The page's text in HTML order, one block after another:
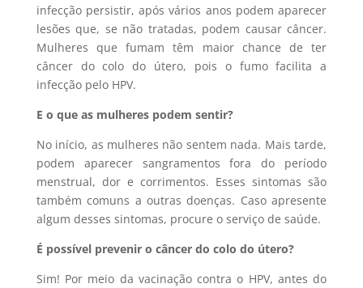
infecção persistir, após vários anos podem aparecer
lesões que, se não tratadas, podem causar câncer.
Mulheres que fumam têm maior chance de ter
câncer do colo do útero, pois o fumo facilita a
infecção pelo HPV.
E o que as mulheres podem sentir?
No início, as mulheres não sentem nada. Mais tarde,
podem aparecer sangramentos fora do período
menstrual, dor e corrimentos. Esses sintomas são
também comuns a outras doenças. Caso apresente
algum desses sintomas, procure o serviço de saúde.
É possível prevenir o câncer do colo do útero?
Sim! Por meio da vacinação contra o HPV, antes do